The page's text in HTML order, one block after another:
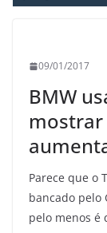
09/01/2017
BMW
Parece que o
bancado pelo
pelo menos é